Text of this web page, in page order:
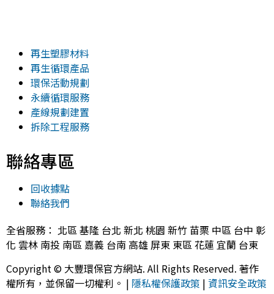
再生塑膠材料
再生循環產品
環保活動規劃
永續循環服務
產線規劃建置
拆除工程服務
聯絡專區
回收據點
聯絡我們
全省服務： 北區 基隆 台北 新北 桃園 新竹 苗栗 中區 台中 彰
化 雲林 南投 南區 嘉義 台南 高雄 屏東 東區 花蓮 宜蘭 台東
Copyright © 大豐環保官方網站. All Rights Reserved. 著作
權所有，並保留一切權利。 | 隱私權保護政策 | 資訊安全政策